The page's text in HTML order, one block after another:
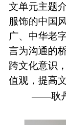
文单元主题
服饰的中国
广、中华老
言为沟通的
跨文化意识
值观，提高
——耿